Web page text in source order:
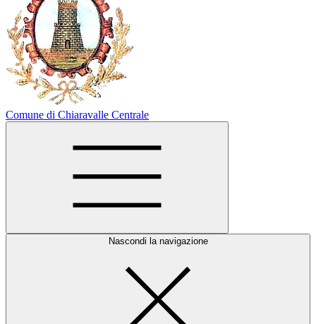
Comune di Chiaravalle Centrale
Nascondi la navigazione